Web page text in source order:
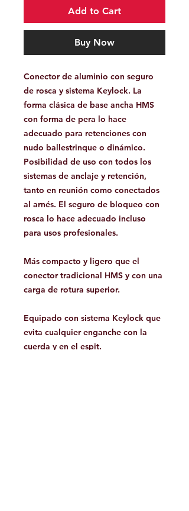
Add to Cart
Buy Now
Conector de aluminio con seguro
de rosca y sistema Keylock. La
forma clásica de base ancha HMS
con forma de pera lo hace
adecuado para retenciones con
nudo ballestrinque o dinámico.
Posibilidad de uso con todos los
sistemas de anclaje y retención,
tanto en reunión como conectados
al arnés. El seguro de bloqueo con
rosca lo hace adecuado incluso
para usos profesionales.
Más compacto y ligero que el
conector tradicional HMS y con una
carga de rotura superior.
Equipado con sistema Keylock que
evita cualquier enganche con la
cuerda y en el espit.